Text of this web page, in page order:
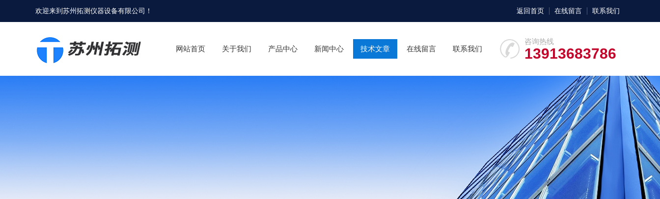
欢迎来到苏州拓测仪器设备有限公司 ！ 返回首页 在线留言 联系我们
咨询热线
13913683786
网站首页 关于我们 产品中心 新闻中心 技术文章 在线留言 联系我们